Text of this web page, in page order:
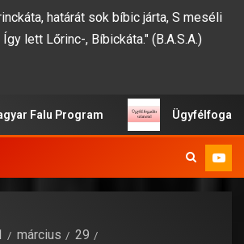
határát sok bíbic járta, S meséli
lett Lőrinc-, Bíbickáta." (B.A.S.A.)
Program Ügyfélfogadási
március
29